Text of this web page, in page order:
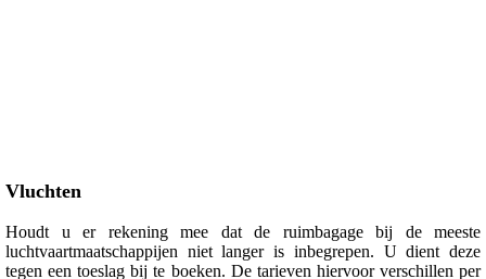
Vluchten
Houdt u er rekening mee dat de ruimbagage bij de meeste
luchtvaartmaatschappijen niet langer is inbegrepen. U dient deze
tegen een toeslag bij te boeken. De tarieven hiervoor verschillen per